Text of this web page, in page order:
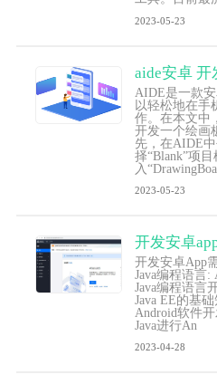
2023-05-23
aide安卓 开
AIDE是一款
以轻松地在手
作。在本文中
开发一个绘画
先，在AIDE
择“Blank”项
入
2023-05-23
开发安卓
开发安卓App
Java编程语言:
Java编程语言
Java EE的基
Android软件
Java进行An
2023-04-28